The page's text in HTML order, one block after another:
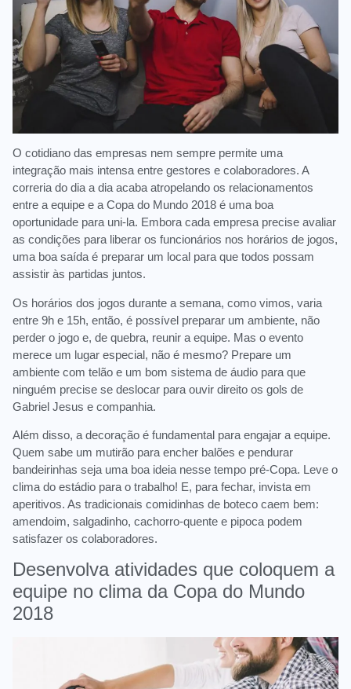
O cotidiano das empresas nem sempre permite uma
integração mais intensa entre gestores e colaboradores. A
correria do dia a dia acaba atropelando os relacionamentos
entre a equipe e a Copa do Mundo 2018 é uma boa
oportunidade para uni-la. Embora cada empresa precise avaliar
as condições para liberar os funcionários nos horários de jogos,
uma boa saída é preparar um local para que todos possam
assistir às partidas juntos.
Os horários dos jogos durante a semana, como vimos, varia
entre 9h e 15h, então, é possível preparar um ambiente, não
perder o jogo e, de quebra, reunir a equipe. Mas o evento
merece um lugar especial, não é mesmo? Prepare um
ambiente com telão e um bom sistema de áudio para que
ninguém precise se deslocar para ouvir direito os gols de
Gabriel Jesus e companhia.
Além disso, a decoração é fundamental para engajar a equipe.
Quem sabe um mutirão para encher balões e pendurar
bandeirinhas seja uma boa ideia nesse tempo pré-Copa. Leve o
clima do estádio para o trabalho! E, para fechar, invista em
aperitivos. As tradicionais comidinhas de boteco caem bem:
amendoim, salgadinho, cachorro-quente e pipoca podem
satisfazer os colaboradores.
Desenvolva atividades que coloquem a
equipe no clima da Copa do Mundo
2018